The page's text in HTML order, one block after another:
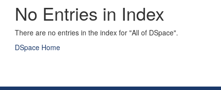
No Entries in Index
There are no entries in the index for "All of DSpace".
DSpace Home